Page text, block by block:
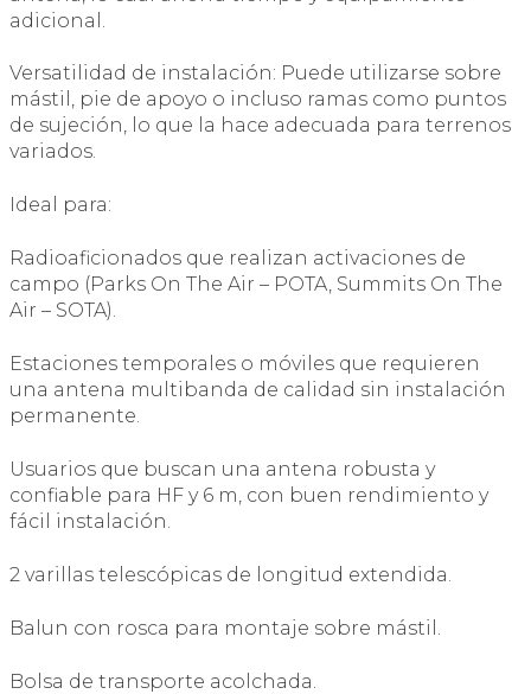
adicional.
Versatilidad de instalación: Puede utilizarse sobre
mástil, pie de apoyo o incluso ramas como puntos
de sujeción, lo que la hace adecuada para terrenos
variados.
Ideal para:
Radioaficionados que realizan activaciones de
campo (Parks On The Air – POTA, Summits On The
Air – SOTA).
Estaciones temporales o móviles que requieren
una antena multibanda de calidad sin instalación
permanente.
Usuarios que buscan una antena robusta y
confiable para HF y 6 m, con buen rendimiento y
fácil instalación.
2 varillas telescópicas de longitud extendida.
Balun con rosca para montaje sobre mástil.
Bolsa de transporte acolchada.